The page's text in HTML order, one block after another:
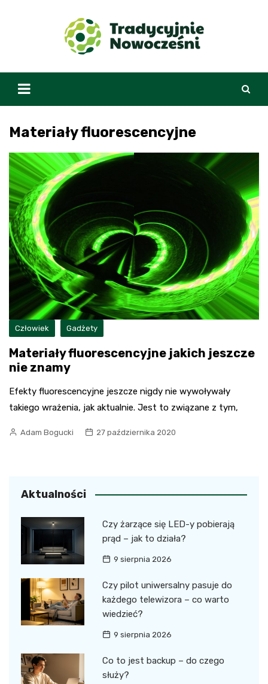
Materiały fluorescencyjne
Człowiek Gadżety
Materiały fluorescencyjne jakich jeszcze
nie znamy
Efekty fluorescencyjne jeszcze nigdy nie wywoływały
takiego wrażenia, jak aktualnie. Jest to związane z tym,
Adam Bogucki 27 października 2020
Aktualności
Czy żarzące się LED-y pobierają
prąd – jak to działa?
9 sierpnia 2026
Czy pilot uniwersalny pasuje do
każdego telewizora – co warto
wiedzieć?
9 sierpnia 2026
Co to jest backup – do czego
służy?